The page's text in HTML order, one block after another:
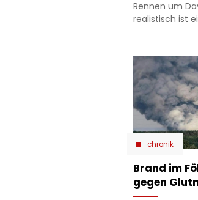
Rennen um
realistisch ist
chronik
Brand im
gegen